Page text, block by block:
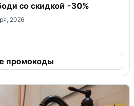
со скидкой -30%
2026
промокоды